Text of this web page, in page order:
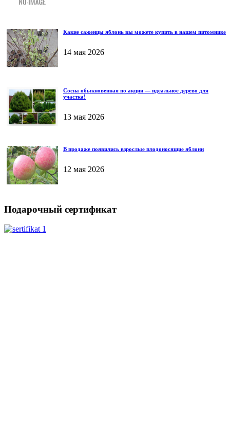
Какие саженцы яблонь вы можете купить в нашем питомнике
14 мая 2026
Сосна обыкновенная по акции — идеальное дерево для
участка!
13 мая 2026
В продаже появились взрослые плодоносящие яблони
12 мая 2026
Подарочный сертификат